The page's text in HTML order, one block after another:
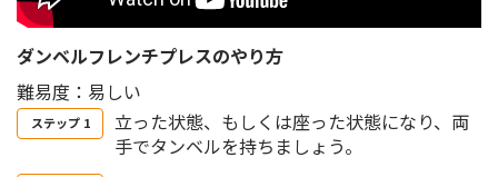
ダンベルフレンチプレスのやり方
難易度：易しい
立った状態、もしくは座った状態になり、両
手でタンベルを持ちましょう。